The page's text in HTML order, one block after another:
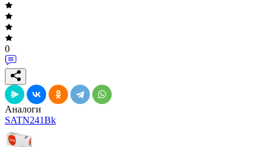
0
Аналоги
SATN241Bk